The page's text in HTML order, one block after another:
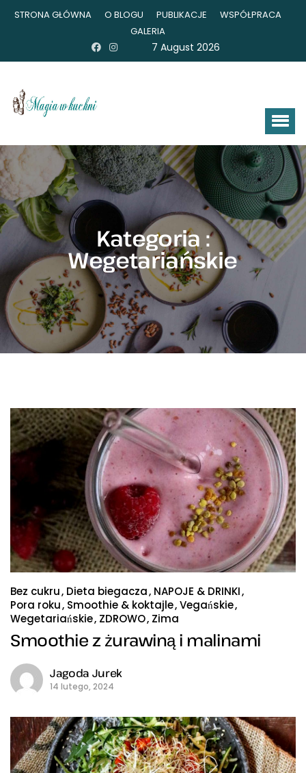
STRONA GŁÓWNA O BLOGU PUBLIKACJE
WSPÓŁPRACA
GALERIA
7 August 2026
Kategoria :
Wegetariańskie
Bez cukru Dieta biegacza NAPOJE & DRINKI
Pora roku Smoothie & koktajle Vegańskie
Wegetariańskie ZDROWO Zima
Smoothie z żurawiną i malinami
Jagoda Jurek
14 lutego, 2024